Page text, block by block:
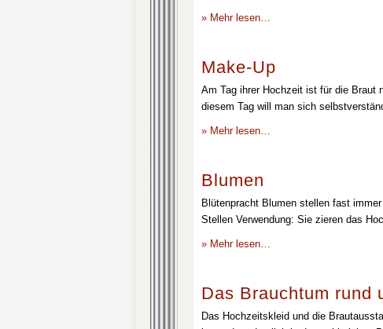
» Mehr lesen…
Make-Up
Am Tag ihrer Hochzeit ist für die Braut
diesem Tag will man sich
» Mehr lesen…
Blumen
Blütenpracht Blumen stellen fast
Stellen Verwendung: Sie zieren das
» Mehr lesen…
Das Brauchtum rund
Das Hochzeitskleid und die